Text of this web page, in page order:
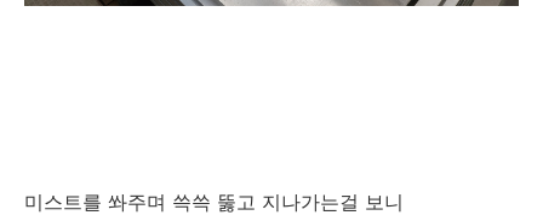
미스트를 쏴주며 쓱쓱 뚫고 지나가는걸 보니